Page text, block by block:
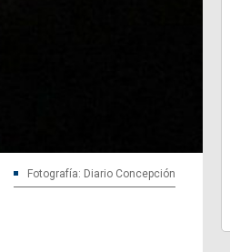
Fotografía: Diario Concepción